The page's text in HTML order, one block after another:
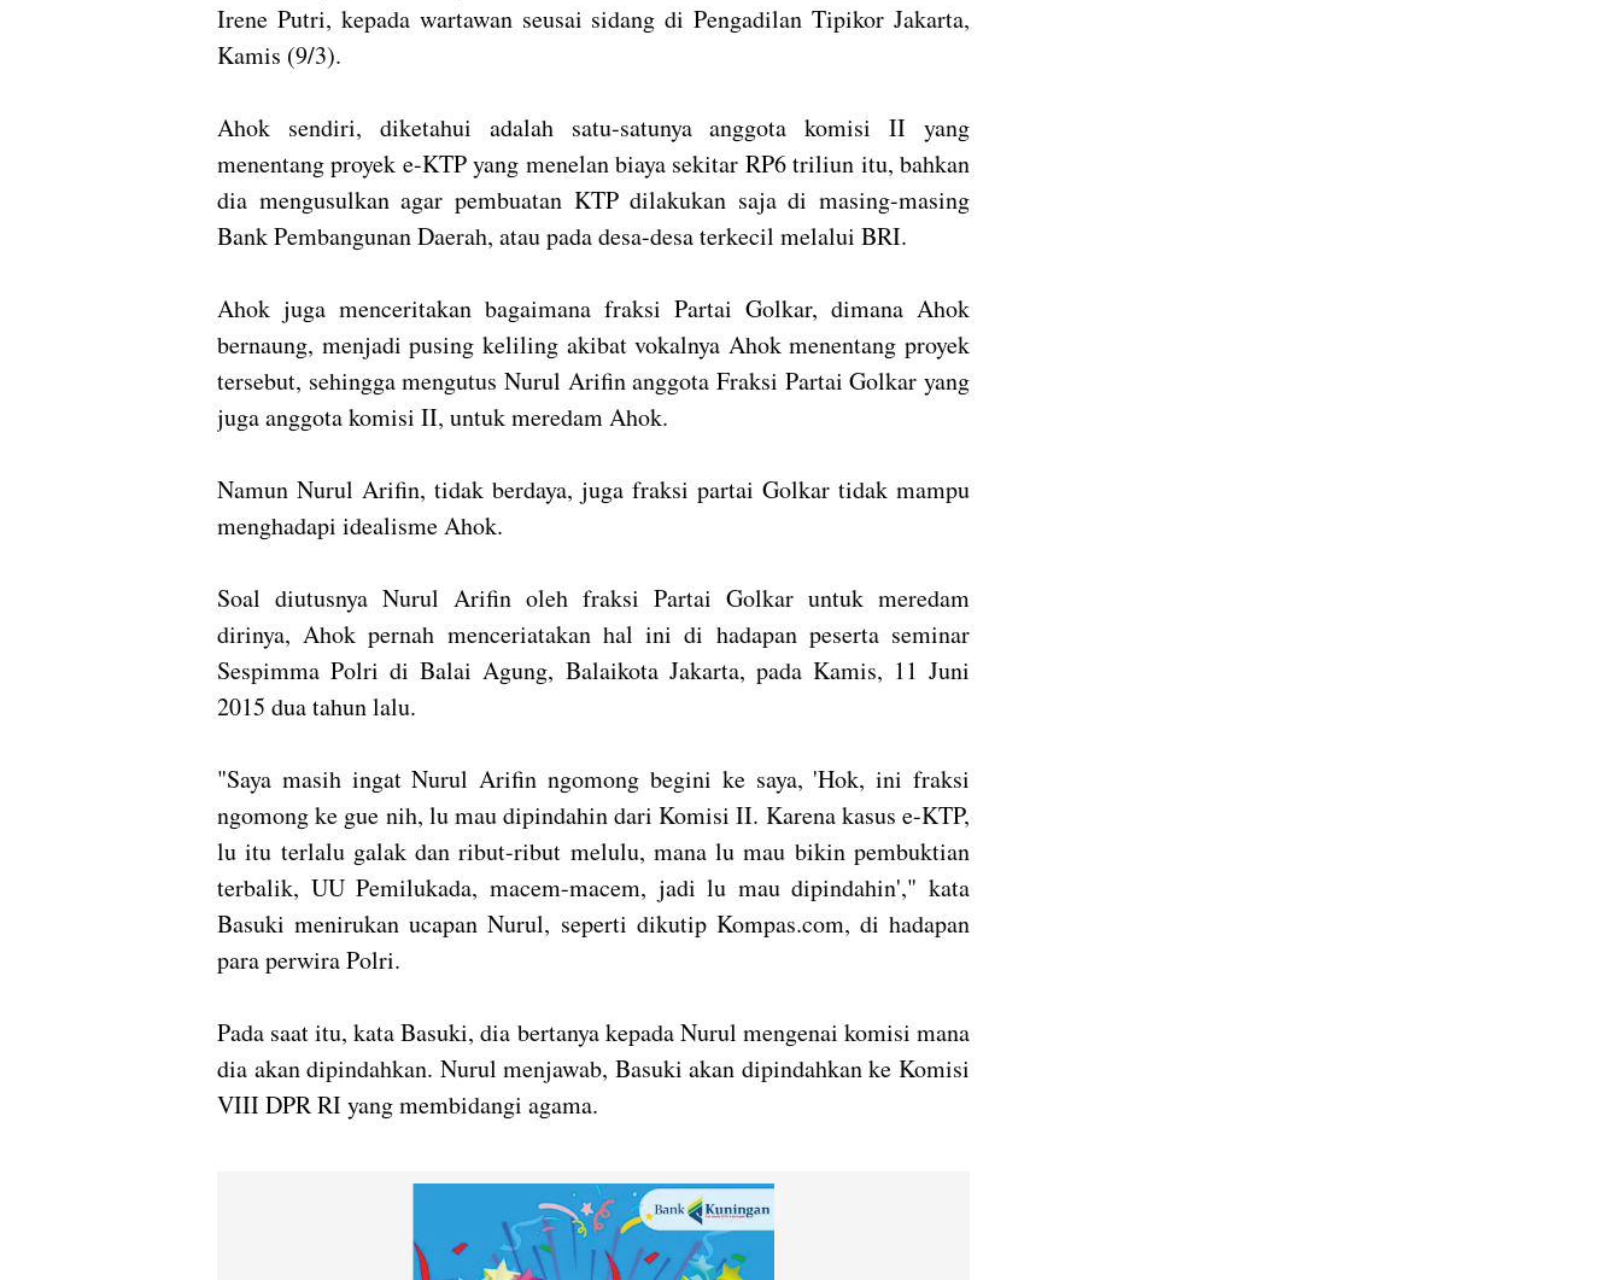
Irene Putri, kepada wartawan seusai sidang di Pengadilan Tipikor Jakarta,
Kamis (9/3).
Ahok sendiri, diketahui adalah satu-satunya anggota komisi II yang
menentang proyek e-KTP yang menelan biaya sekitar RP6 triliun itu, bahkan
dia mengusulkan agar pembuatan KTP dilakukan saja di masing-masing
Bank Pembangunan Daerah, atau pada desa-desa terkecil melalui BRI.
Ahok juga menceritakan bagaimana fraksi Partai Golkar, dimana Ahok
bernaung, menjadi pusing keliling akibat vokalnya Ahok menentang proyek
tersebut, sehingga mengutus Nurul Arifin anggota Fraksi Partai Golkar yang
juga anggota komisi II, untuk meredam Ahok.
Namun Nurul Arifin, tidak berdaya, juga fraksi partai Golkar tidak mampu
menghadapi idealisme Ahok.
Soal diutusnya Nurul Arifin oleh fraksi Partai Golkar untuk meredam
dirinya, Ahok pernah menceriatakan hal ini di hadapan peserta seminar
Sespimma Polri di Balai Agung, Balaikota Jakarta, pada Kamis, 11 Juni
2015 dua tahun lalu.
"Saya masih ingat Nurul Arifin ngomong begini ke saya, 'Hok, ini fraksi
ngomong ke gue nih, lu mau dipindahin dari Komisi II. Karena kasus e-KTP,
lu itu terlalu galak dan ribut-ribut melulu, mana lu mau bikin pembuktian
terbalik, UU Pemilukada, macem-macem, jadi lu mau dipindahin'," kata
Basuki menirukan ucapan Nurul, seperti dikutip Kompas.com, di hadapan
para perwira Polri.
Pada saat itu, kata Basuki, dia bertanya kepada Nurul mengenai komisi mana
dia akan dipindahkan. Nurul menjawab, Basuki akan dipindahkan ke Komisi
VIII DPR RI yang membidangi agama.